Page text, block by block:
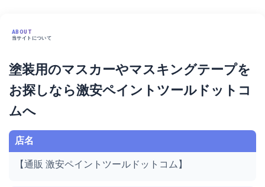
ABOUT
当サイトについて
塗装用のマスカーやマスキングテープを
お探しなら激安ペイントツールドットコ
ムへ
店名
【通販 激安ペイントツールドットコム】